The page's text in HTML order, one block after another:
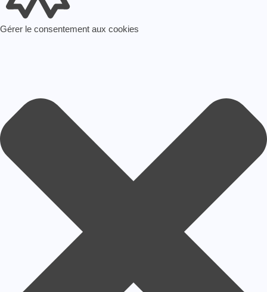
Gérer le consentement aux cookies